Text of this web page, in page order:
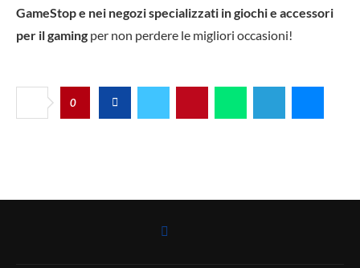
GameStop e nei negozi specializzati in giochi e accessori
per il gaming per non perdere le migliori occasioni!
0